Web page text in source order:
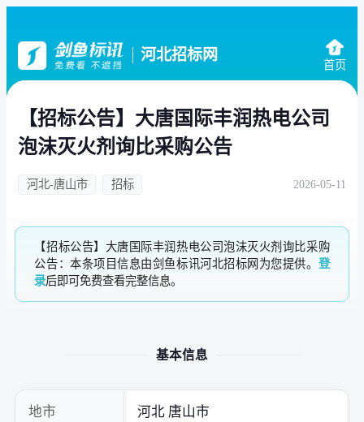
河北招标网
首页
【招标公告】大唐国际丰润热电公司
泡沫灭火剂询比采购公告
河北-唐山市 招标 2026-05-11
【招标公告】大唐国际丰润热电公司泡沫灭火剂询比采购
公告：本条项目信息由剑鱼标讯河北招标网为您提供。 登
录后即可免费查看完整信息。
基本信息
地市 河北 唐山市